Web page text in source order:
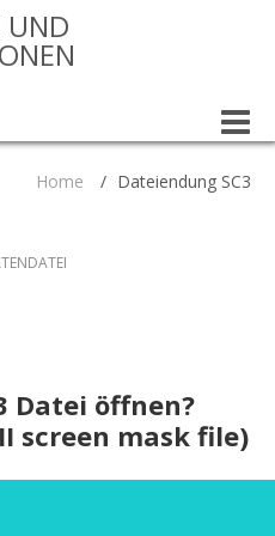
UND
Toggle
Home / Dateiendung SC3
Datei öffnen?
screen mask file)